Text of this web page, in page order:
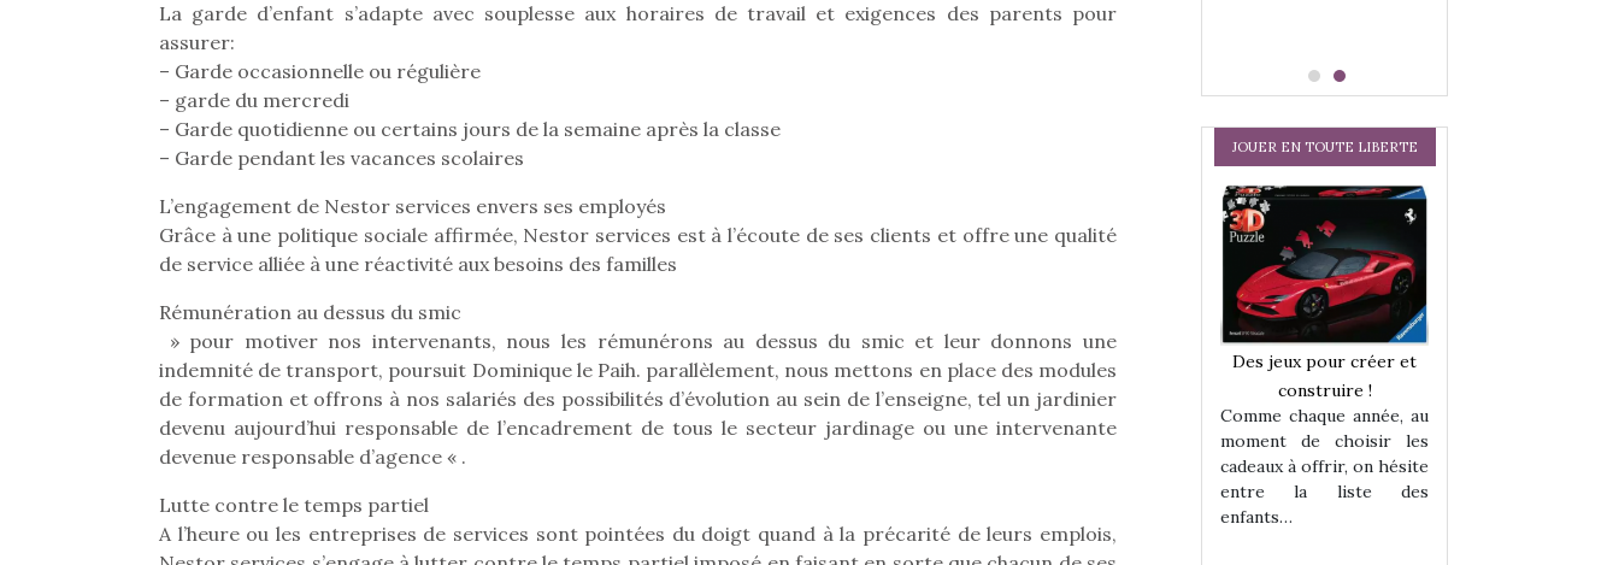
La garde d’enfant s’adapte avec souplesse aux horaires de travail et exigences des parents pour
assurer:
– Garde occasionnelle ou régulière
– garde du mercredi
– Garde quotidienne ou certains jours de la semaine après la classe
– Garde pendant les vacances scolaires
L’engagement de Nestor services envers ses employés
Grâce à une politique sociale affirmée, Nestor services est à l’écoute de ses clients et offre une qualité
de service alliée à une réactivité aux besoins des familles
Rémunération au dessus du smic
» pour motiver nos intervenants, nous les rémunérons au dessus du smic et leur donnons une
indemnité de transport, poursuit Dominique le Paih. parallèlement, nous mettons en place des modules
de formation et offrons à nos salariés des possibilités d’évolution au sein de l’enseigne, tel un jardinier
devenu aujourd’hui responsable de l’encadrement de tous le secteur jardinage ou une intervenante
devenue responsable d’agence « .
Lutte contre le temps partiel
A l’heure ou les entreprises de services sont pointées du doigt quand à la précarité de leurs emplois,
JOUER EN TOUTE LIBERTE
NextGen, une nouvelle
trottinette mécanique
enfants débordent
occupations n’est pas
simple.
Des trampolines pour les
grands et les petits !
Durant les vacances
retour des beaux jours,
c’est l’occasion rêvée
Et si l’aventure était au
bout du jardin ?
Après trois confinements
successifs, des couvre-
feux à des heures
presque 15 mois,…
T’AS TON NERF ?
A l’heure du
déconfinement, des
premières grosses
Le boom de la trottinette
pour enfant : bien plus
qu’un jeu !
L’attrait pour la glisse
La trottinette…
Des jeux pour créer et
construire !
Comme chaque année, au
moment de choisir les
cadeaux à offrir, on hésite
entre la liste des
enfants…